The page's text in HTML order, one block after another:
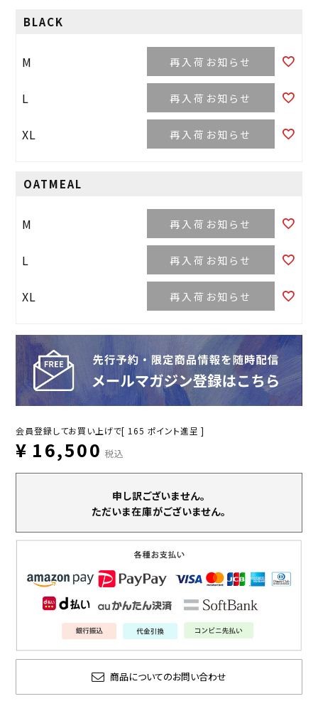
BLACK
M 再入荷お知らせ
L 再入荷お知らせ
XL 再入荷お知らせ
OATMEAL
M 再入荷お知らせ
L 再入荷お知らせ
XL 再入荷お知らせ
会員登録してお買い上げで[ 165 ポイント進呈 ]
¥ 16,500 税込
申し訳ございません。
ただいま在庫がございません。
商品についてのお問い合わせ